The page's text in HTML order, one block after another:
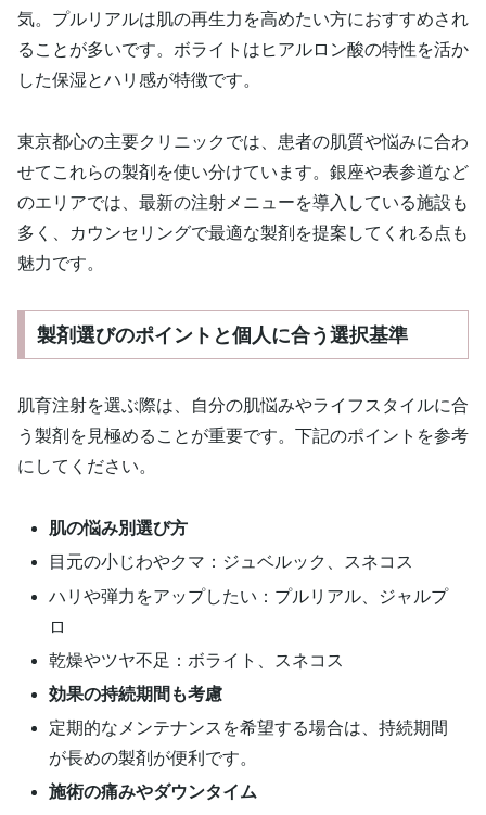
気。プルリアルは肌の再生力を高めたい方におすすめされ
ることが多いです。ボライトはヒアルロン酸の特性を活か
した保湿とハリ感が特徴です。
東京都心の主要クリニックでは、患者の肌質や悩みに合わ
せてこれらの製剤を使い分けています。銀座や表参道など
のエリアでは、最新の注射メニューを導入している施設も
多く、カウンセリングで最適な製剤を提案してくれる点も
魅力です。
製剤選びのポイントと個人に合う選択基準
肌育注射を選ぶ際は、自分の肌悩みやライフスタイルに合
う製剤を見極めることが重要です。下記のポイントを参考
にしてください。
肌の悩み別選び方
目元の小じわやクマ：ジュベルック、スネコス
ハリや弾力をアップしたい：プルリアル、ジャルプ
ロ
乾燥やツヤ不足：ボライト、スネコス
効果の持続期間も考慮
定期的なメンテナンスを希望する場合は、持続期間
が長めの製剤が便利です。
施術の痛みやダウンタイム